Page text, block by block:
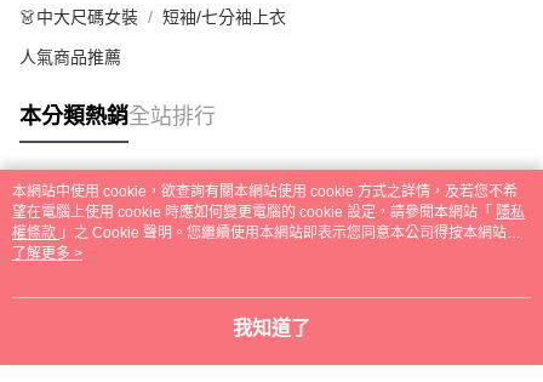
👗中大尺碼女裝 短袖/七分袖上衣
人氣商品推薦
本分類熱銷全站排行
熱門標籤
本網站中使用 cookie，欲查詢有關本網站使用 cookie 方式之詳情，及若您不希
望在電腦上使用 cookie 時應如何變更電腦的 cookie 設定，請參閱本網站「 隱私
權條款 」之 Cookie 聲明。您繼續使用本網站即表示您同意本公司得按本網站使
用條款之 Cookie 聲明使用 cookie。
了解更多 >
我知道了